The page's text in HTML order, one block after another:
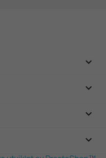



keyboard_arrow_down